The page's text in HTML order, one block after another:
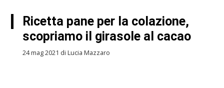
Ricetta pane per la colazione,
scopriamo il girasole al cacao
24 mag 2021 di Lucia Mazzaro